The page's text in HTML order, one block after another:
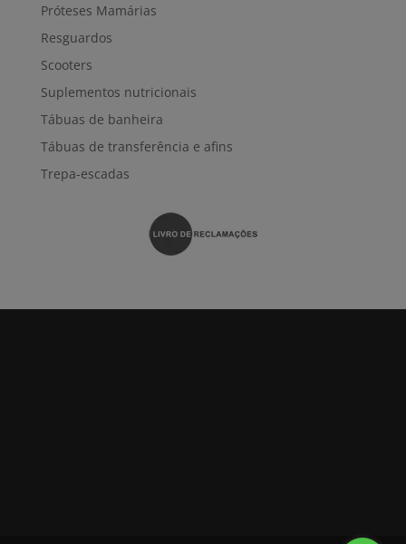
Próteses Mamárias
Resguardos
Scooters
Suplementos nutricionais
Tábuas de banheira
Tábuas de transferência e afins
Trepa-escadas